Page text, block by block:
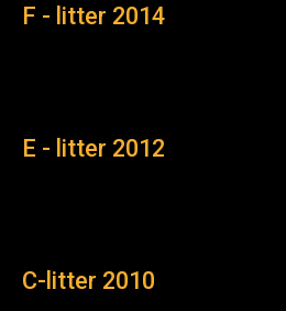
F - litter 2014
E - litter 2012
C-litter 2010